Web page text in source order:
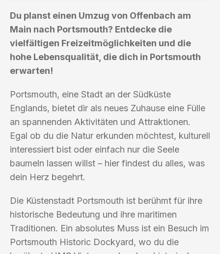
Du planst einen Umzug von Offenbach am
Main nach Portsmouth? Entdecke die
vielfältigen Freizeitmöglichkeiten und die
hohe Lebensqualität, die dich in Portsmouth
erwarten!
Portsmouth, eine Stadt an der Südküste
Englands, bietet dir als neues Zuhause eine Fülle
an spannenden Aktivitäten und Attraktionen.
Egal ob du die Natur erkunden möchtest, kulturell
interessiert bist oder einfach nur die Seele
baumeln lassen willst – hier findest du alles, was
dein Herz begehrt.
Die Küstenstadt Portsmouth ist berühmt für ihre
historische Bedeutung und ihre maritimen
Traditionen. Ein absolutes Muss ist ein Besuch im
Portsmouth Historic Dockyard, wo du die